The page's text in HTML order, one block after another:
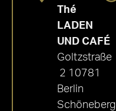
Thé
LADEN
UND CAFÉ
Goltzstraße
2 10781
Berlin
Schöneberg